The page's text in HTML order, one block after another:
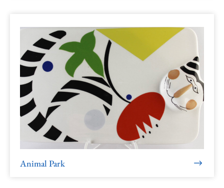
Animal Park